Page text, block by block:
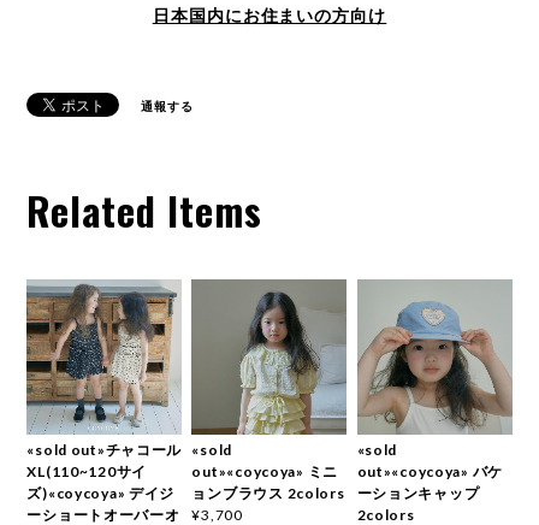
日本国内にお住まいの方向け
通報する
Related Items
«sold out»チャコール
XL(110~120サイ
ズ)«coycoya» デイジ
ーショートオーバーオ
«sold
out»«coycoya» ミニ
ョンブラウス 2colors
¥3,700
«sold
out»«coycoya» バケ
ーションキャップ
2colors